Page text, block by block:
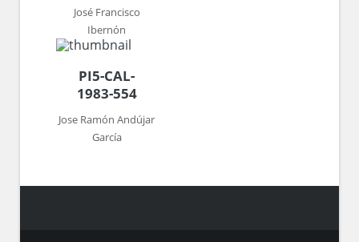
José Francisco
Ibernón
PI5-CAL-
1983-554
Jose Ramón Andújar
García